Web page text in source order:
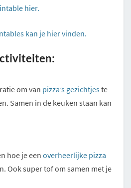
hier.
kan je hier vinden.
om van pizza’s gezichtjeste
Samen in de keuken staan kan
hoe je een overheerlijke pizza
Ook super tof om samen met je